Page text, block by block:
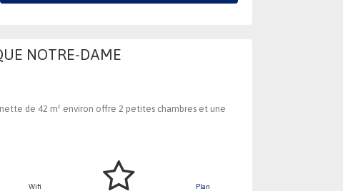
NOTRE-DAME
de 42 m² environ offre 2 petites chambres et une
Wifi
Plan